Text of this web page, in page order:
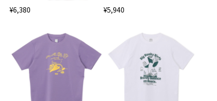
¥6,380 ¥5,940